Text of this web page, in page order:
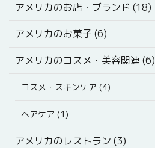
アメリカのお店・ブランド (18)
アメリカのお菓子 (6)
アメリカのコスメ・美容関連 (6)
コスメ・スキンケア (4)
ヘアケア (1)
アメリカのレストラン (3)